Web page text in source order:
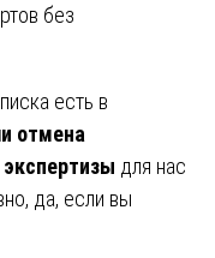
без
есть в
отмена
для нас
да, если вы